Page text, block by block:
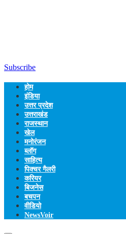
Subscribe
होम
इंडिया
उत्तर प्रदेश
उत्तराखंड
राजस्थान
खेल
मनोरंजन
ब्लॉग
साहित्य
पिक्चर गैलरी
करियर
बिजनेस
बचपन
वीडियो
NewsVoir